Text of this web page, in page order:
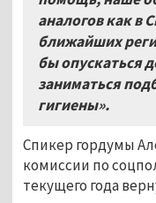
аналогов как в
ближайших
бы опускаться
заниматься
гигиены».
Спикер гордумы
комиссии по
текущего года